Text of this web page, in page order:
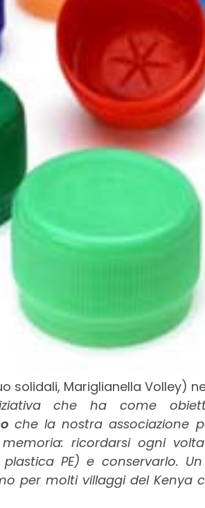
solidali, Mariglianella Volley)
che ha come
che la nostra associazione
memoria: ricordarsi ogni
PE) e conservarlo.
per molti villaggi del Kenya